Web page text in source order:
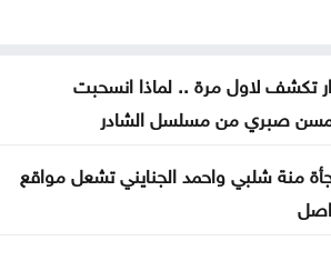
تكشف لاول مرة .. لماذا انسحبت
صبري من مسلسل الشادر
منة شلبي واحمد الجنايني تشعل مواقع